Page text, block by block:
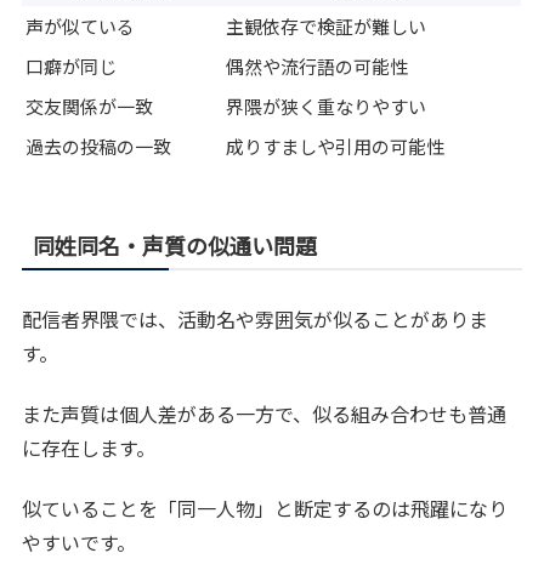
声が似ている
主観依存で検証が難しい
口癖が同じ
偶然や流行語の可能性
交友関係が一致
界隈が狭く重なりやすい
過去の投稿の一致
成りすましや引用の可能性
同姓同名・声質の似通い問題
配信者界隈では、活動名や雰囲気が似ることがありま
す。
また声質は個人差がある一方で、似る組み合わせも普通
に存在します。
似ていることを「同一人物」と断定するのは飛躍になり
やすいです。